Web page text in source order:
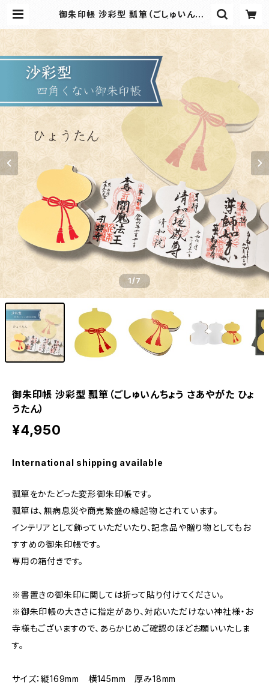
御朱印帳 沙彩型 瓢箪（ごしゅいんちょ
｜御朱印帳・和雑貨の専門オンライン
1/7
御朱印帳 沙彩型 瓢箪（ごしゅいんちょう さあやがた ひょ
うたん）
¥4,950
International shipping available
瓢箪をかたどった変形御朱印帳です。
瓢箪は、無病息災や商売繁盛の縁起物とされています。
インテリアとして飾っていただいたり、記念品や贈り物としてもお
すすめの御朱印帳です。
専用の箱付きです。
※書置きの御朱印に関しては折って貼り付けてください。
※御朱印帳の大きさに指定があり、対応いただけない神社様・お
寺様もございますので、あらかじめご確認のほどお願いいたしま
す。
サイズ：縦169mm 横145mm 厚み18mm